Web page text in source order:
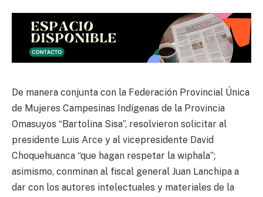
De manera conjunta con la Federación Provincial Única
de Mujeres Campesinas Indígenas de la Provincia
Omasuyos “Bartolina Sisa”, resolvieron solicitar al
presidente Luis Arce y al vicepresidente David
Choquehuanca “que hagan respetar la wiphala”;
asimismo, conminan al fiscal general Juan Lanchipa a
dar con los autores intelectuales y materiales de la